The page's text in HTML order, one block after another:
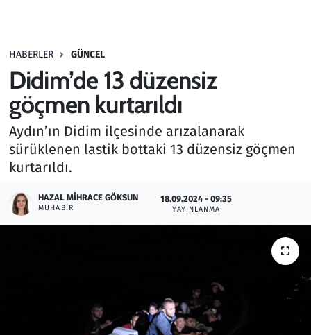
HABERLER GÜNCEL
Didim’de 13 düzensiz
göçmen kurtarıldı
Aydın’ın Didim ilçesinde arızalanarak
sürüklenen lastik bottaki 13 düzensiz göçmen
kurtarıldı.
HAZAL MIHRACE GÖKSUN
MUHABIR
18.09.2024 - 09:35
YAYINLANMA
Haber
Kültür Sanat
Kurumsal Haberler
Lezzet Durağı
Memur ve Kamu